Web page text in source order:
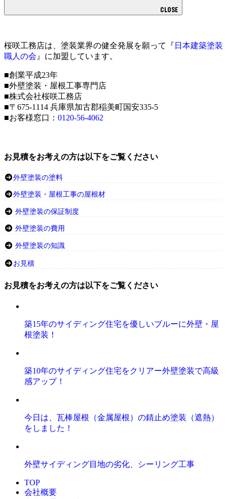
CLOSE
桜咲工務店は、塗装業界の健全発展を願って『 日本建築塗装
職人の会 』に加盟しています。
■創業平成23年
■外壁塗装・屋根工事専門店
■株式会社桜咲工務店
■〒675-1114 兵庫県加古郡稲美町国安335-5
■お客様窓口： 0120-56-4062
お見積をお考えの方は以下をご覧ください
外壁塗装の塗料
外壁塗装・屋根工事の屋根材
外壁塗装の保証制度
外壁塗装の費用
外壁塗装の知識
お見積
お見積をお考えの方は以下をご覧ください
築15年のサイディング住宅を優しいブルーに外壁・屋
根塗装！
築10年のサイディング住宅をクリアー外壁塗装で高級
感アップ！
今日は、瓦棒屋根（金属屋根）の錆止め塗装（遮熱）
をしました！
外壁サイディング目地の劣化、シーリング工事
TOP
会社概要